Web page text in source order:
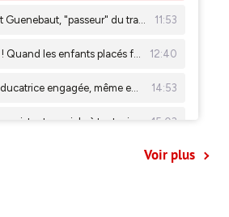
Voir plus